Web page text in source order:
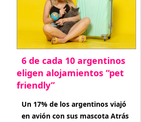
6 de cada 10 argentinos
eligen alojamientos “pet
friendly”
abril 27, 2026
Un 17% de los argentinos viajó
en avión con sus mascota Atrás